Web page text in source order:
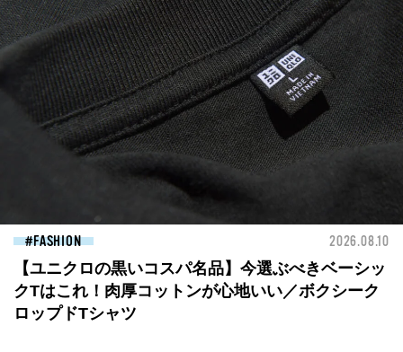
FASHION 2026.08.10
【ユニクロの黒いコスパ名品】今選ぶべきベーシッ
クTはこれ！肉厚コットンが心地いい／ボクシーク
ロップドTシャツ